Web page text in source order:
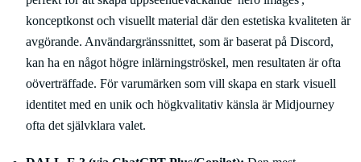
konceptkonst och visuellt material där den estetiska kvaliteten är
avgörande. Användargränssnittet, som är baserat på Discord,
kan ha en något högre inlärningströskel, men resultaten är ofta
oöverträffade. För varumärken som vill skapa en stark visuell
identitet med en unik och högkvalitativ känsla är Midjourney
ofta det självklara valet.